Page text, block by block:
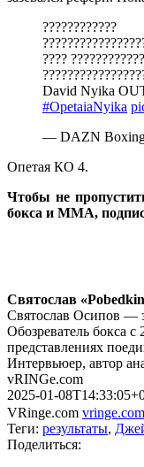
????????????
????
David Nyika
#OpetaiaNyika
— DAZN
Опетая КО 4.
Чтобы не
бокса и ММА,
Святослав
Святослав Осипов —
Обозреватель бокса с
представлениях
Интервьюер, автор
vRINGe.com
2025-01-
VRinge.com vringe.com
Теги: результаты,
Поделиться: